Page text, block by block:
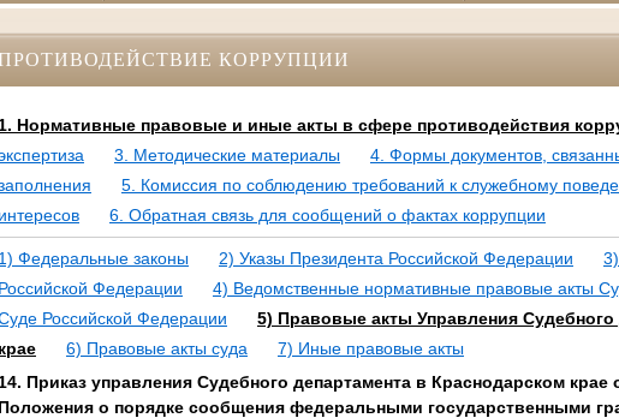
КОРРУПЦИИ
Нормативные правовые и иные акты в сфере противодействия
3. Методические материалы
4. Формы документов,
5. Комиссия по соблюдению требований к служебному
интересов
6. Обратная связь для сообщений о фактах коррупции
1) Федеральные законы 2) Указы Президента Российской Федерации
Российской Федерации
4) Ведомственные нормативные правовые акты
Российской Федерации
5) Правовые акты Управления
крае
6) Правовые акты суда
7) Иные правовые акты
14. Приказ управления Судебного департамента в Краснодарском
Положения о порядке сообщения федеральными государственными